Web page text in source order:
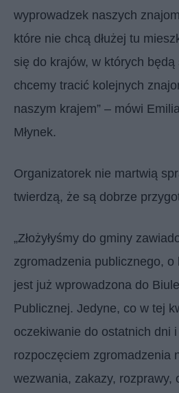
wyprowadzek naszych
które nie chcą dłużej tu
się do krajów, w których
chcemy tracić kolejnych
naszym krajem” – mówi
Młynek.
Organizatorek nie martwią
twierdzą, że są dobrze
„Złożyłyśmy do gminy
zgromadzenia publicznego, o
jest już wprowadzona do
Publicznej. Jedyne, co w tej
oczekiwanie do ostatnich dni
rozpoczęciem zgromadzenia
wezwania, zakazy, rozprawy,